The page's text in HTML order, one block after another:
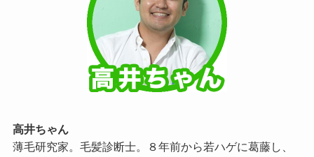
高井ちゃん
薄毛研究家。毛髪診断士。８年前から若ハゲに葛藤し、